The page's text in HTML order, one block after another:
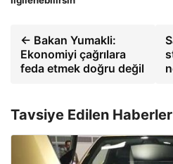
← Bakan Yumakli:
Ekonomiyi çağrılara
feda etmek doğru değil
Tavsiye Edilen Haberler